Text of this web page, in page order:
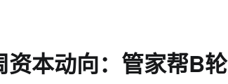
资本动向：管家帮B轮